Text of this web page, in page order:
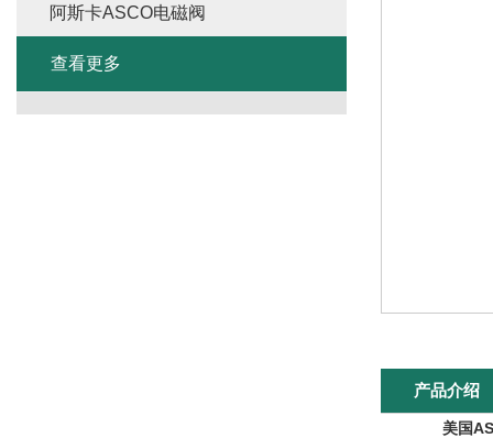
产品介绍
美国
阿斯卡ASCO电磁阀
查看更多